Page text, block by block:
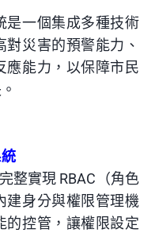
是一個集成多種技術
災害的預警能力、
應能力，以保障市民
整實現 RBAC（角色
建身分與權限管理機
的控管，讓權限設定